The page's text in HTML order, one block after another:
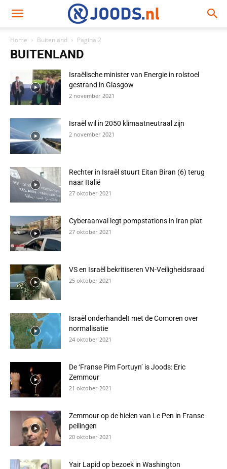
Home Buitenland Pagina 2
BUITENLAND
Israëlische minister van Energie in rolstoel
gestrand in Glasgow
2 november 2021
Israël wil in 2050 klimaatneutraal zijn
2 november 2021
Rechter in Israël stuurt Eitan Biran (6) terug
naar Italië
27 oktober 2021
Cyberaanval legt pompstations in Iran plat
27 oktober 2021
VS en Israël bekritiseren VN-Veiligheidsraad
25 oktober 2021
Israël onderhandelt met de Comoren over
normalisatie
24 oktober 2021
De ‘Franse Pim Fortuyn’ is Joods: Eric
Zemmour
21 oktober 2021
Zemmour op de hielen van Le Pen in Franse
peilingen
20 oktober 2021
Yair Lapid op bezoek in Washington